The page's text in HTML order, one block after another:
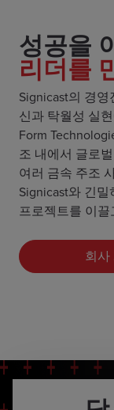
성공을
리더를
Signicast의 경
신과 탁월성 실
Form
조 내에서 글로
여러 금속 주조
Signicast와 긴
프로젝트를 이
회사